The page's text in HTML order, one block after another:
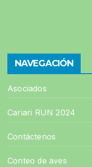
NAVEGACIÓN
Asociados
Cariari RUN 2024
Contáctenos
Conteo de aves